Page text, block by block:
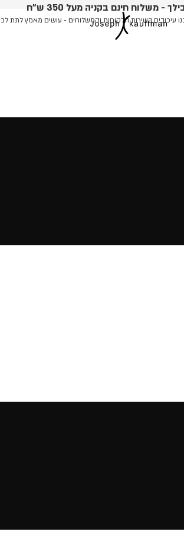
- משלוח חינם בקניה מעל 350 ש"ח
עיכובים בשירות הלקוחות והמשלוחים - עושים מאמץ לתת